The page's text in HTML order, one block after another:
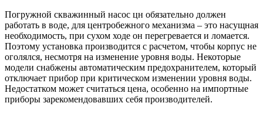
Погружной скважинный насос цн обязательно должен
работать в воде, для центробежного механизма – это насущная
необходимость, при сухом ходе он перегревается и ломается.
Поэтому установка производится с расчетом, чтобы корпус не
оголялся, несмотря на изменение уровня воды. Некоторые
модели снабжены автоматическим предохранителем, который
отключает прибор при критическом изменении уровня воды.
Недостатком может считаться цена, особенно на импортные
приборы зарекомендовавших себя производителей.